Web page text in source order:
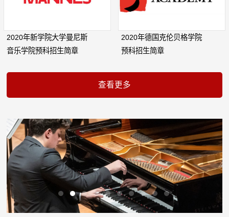
2020年新学院大学曼尼斯
音乐学院预科招生简章
2020年德国克伦贝格学院
预科招生简章